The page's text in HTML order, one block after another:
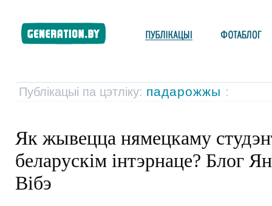
Публікацыі па цэтліку: падарожжы :
Як жывецца нямецкаму
беларускім інтэрнаце? Блог
Вібэ